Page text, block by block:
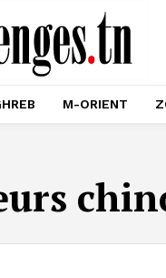
M-ORIENT